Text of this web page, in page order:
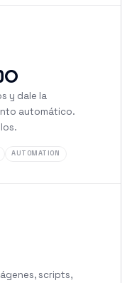
y dale la
automático.
AUTOMATION
scripts,